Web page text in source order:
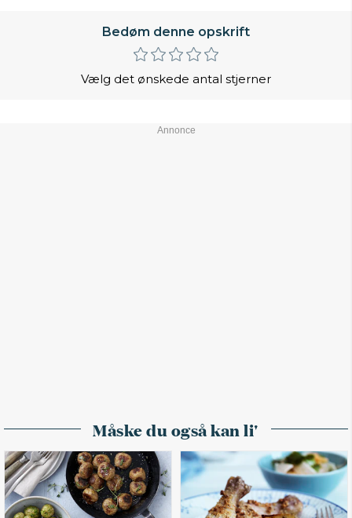
Bedøm denne opskrift
Vælg det ønskede antal stjerner
Måske du også kan li'